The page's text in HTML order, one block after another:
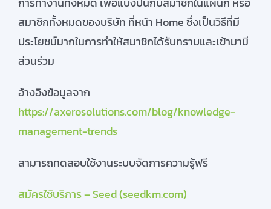
สมาชิกทั้งหมดของบริษัท ที่หน้า Homeซึ่งเป็นวิธีที่มี
ประโยชน์มากในการทำให้สมาชิกได้รับทราบและเข้ามามี
ส่วนร่วม
อ้างอิงข้อมูลจาก
https://axerosolutions.com/blog/knowledge-
management-trends
สามารถทดสอบใช้งานระบบจัดการความรู้ฟรี
สมัครใช้บริการ – Seed (seedkm.com)